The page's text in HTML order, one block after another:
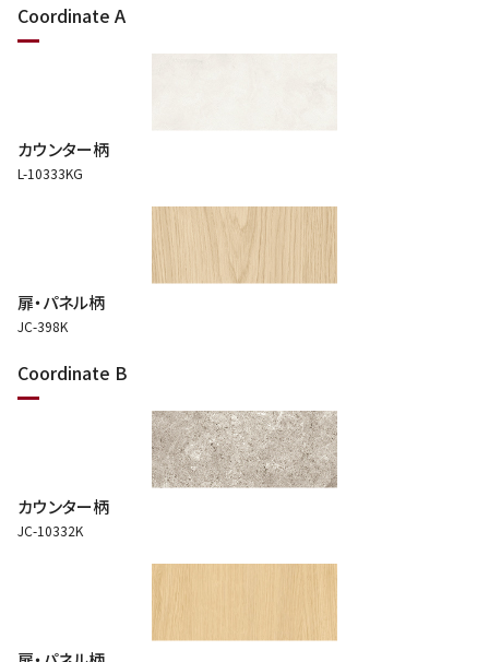
Coordinate A
カウンター柄
L-10333KG
扉・パネル柄
JC-398K
Coordinate B
カウンター柄
JC-10332K